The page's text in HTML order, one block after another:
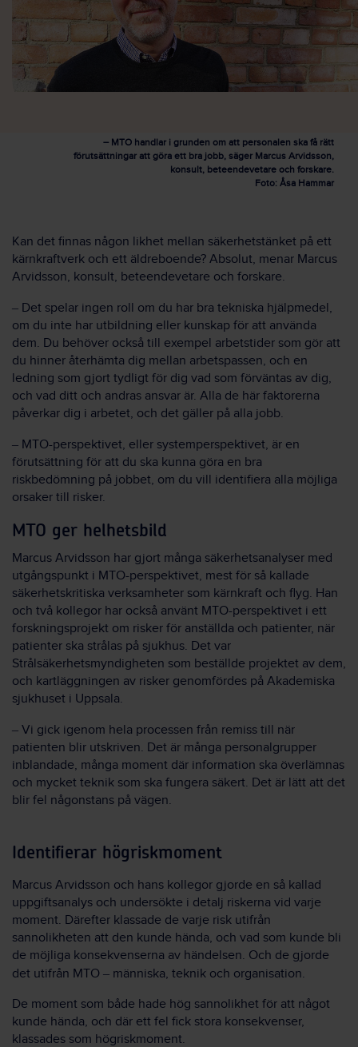
– MTO handlar i grunden om att personalen ska få rätt
förutsättningar att göra ett bra jobb, säger Marcus Arvidsson,
konsult, beteendevetare och forskare.
Foto: Åsa Hammar
Kan det finnas någon likhet mellan säkerhetstänket på ett
kärnkraftverk och ett äldreboende? Absolut, menar Marcus
Arvidsson, konsult, beteendevetare och forskare.
– Det spelar ingen roll om du har bra tekniska hjälpmedel,
om du inte har utbildning eller kunskap för att använda
dem. Du behöver också till exempel arbetstider som gör att
du hinner återhämta dig mellan arbetspassen, och en
ledning som gjort tydligt för dig vad som förväntas av dig,
och vad ditt och andras ansvar är. Alla de här faktorerna
påverkar dig i arbetet, och det gäller på alla jobb.
– MTO-perspektivet, eller systemperspektivet, är en
förutsättning för att du ska kunna göra en bra
riskbedömning på jobbet, om du vill identifiera alla möjliga
orsaker till risker.
MTO ger helhetsbild
Marcus Arvidsson har gjort många säkerhetsanalyser med
utgångspunkt i MTO-perspektivet, mest för så kallade
säkerhetskritiska verksamheter som kärnkraft och flyg. Han
och två kollegor har också använt MTO-perspektivet i ett
forskningsprojekt om risker för anställda och patienter, när
patienter ska strålas på sjukhus. Det var
Strålsäkerhetsmyndigheten som beställde projektet av dem,
och kartläggningen av risker genomfördes på Akademiska
sjukhuset i Uppsala.
– Vi gick igenom hela processen från remiss till när
patienten blir utskriven. Det är många personalgrupper
inblandade, många moment där information ska överlämnas
och mycket teknik som ska fungera säkert. Det är lätt att det
blir fel någonstans på vägen.
Identifierar högriskmoment
Marcus Arvidsson och hans kollegor gjorde en så kallad
uppgiftsanalys och undersökte i detalj riskerna vid varje
moment. Därefter klassade de varje risk utifrån
sannolikheten att den kunde hända, och vad som kunde bli
de möjliga konsekvenserna av händelsen. Och de gjorde
det utifrån MTO – människa, teknik och organisation.
De moment som både hade hög sannolikhet för att något
kunde hända, och där ett fel fick stora konsekvenser,
klassades som högriskmoment.